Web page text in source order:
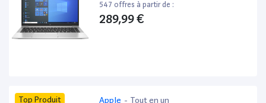
547 offres à partir de :
289,99 €
Top Produit Apple - Tout en un